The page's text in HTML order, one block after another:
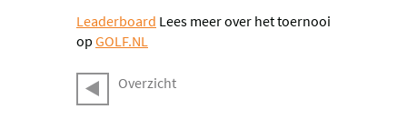
Leaderboard Lees meer over het toernooi
op GOLF.NL
Overzicht